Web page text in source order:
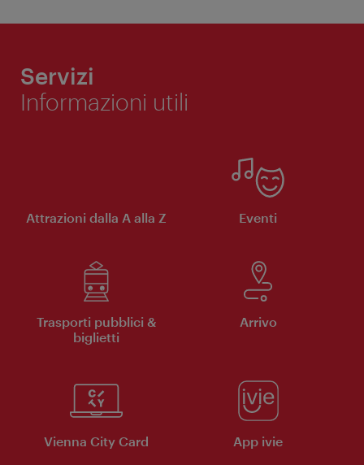
Servizi
Informazioni utili
Attrazioni dalla A alla Z Eventi
Trasporti pubblici &
biglietti
Arrivo
Vienna City Card App ivie